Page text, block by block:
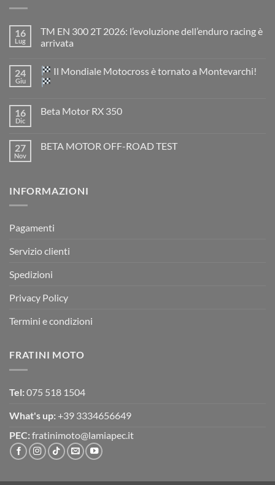
16
Lug
TM EN 300 2T 2026: l’evoluzione dell’enduro racing è
arrivata
su
TM
EN
2026:
è
arrivata
24
Giu
Il Mondiale Motocross è tornato a Montevarchi!
su
Motocross
è
16
Dic
Beta Motor RX 350
Beta
27
Nov
BETA MOTOR OFF-ROAD TEST
MOTOR
INFORMAZIONI
Pagamenti
Servizio clienti
Spedizioni
Privacy Policy
Termini e condizioni
FRATINI MOTO
Tel: 075 518 1504
What's up: +39 3334656649
PEC: fratinimoto@lamiapec.it